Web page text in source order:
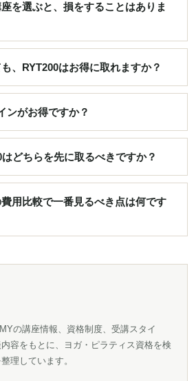
を選ぶと、損をすることはありま
、RYT200はお得に取れますか？
ンがお得ですか？
どちらを先に取るべきですか？
用比較で一番見るべき点は何です
の講座情報、資格制度、受講スタイ
容をもとに、ヨガ・ピラティス資格を検
理しています。